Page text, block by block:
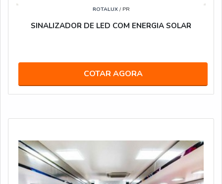
ROTALUX/ PR
SINALIZADOR DE LED COM ENERGIA SOLAR
COTAR AGORA